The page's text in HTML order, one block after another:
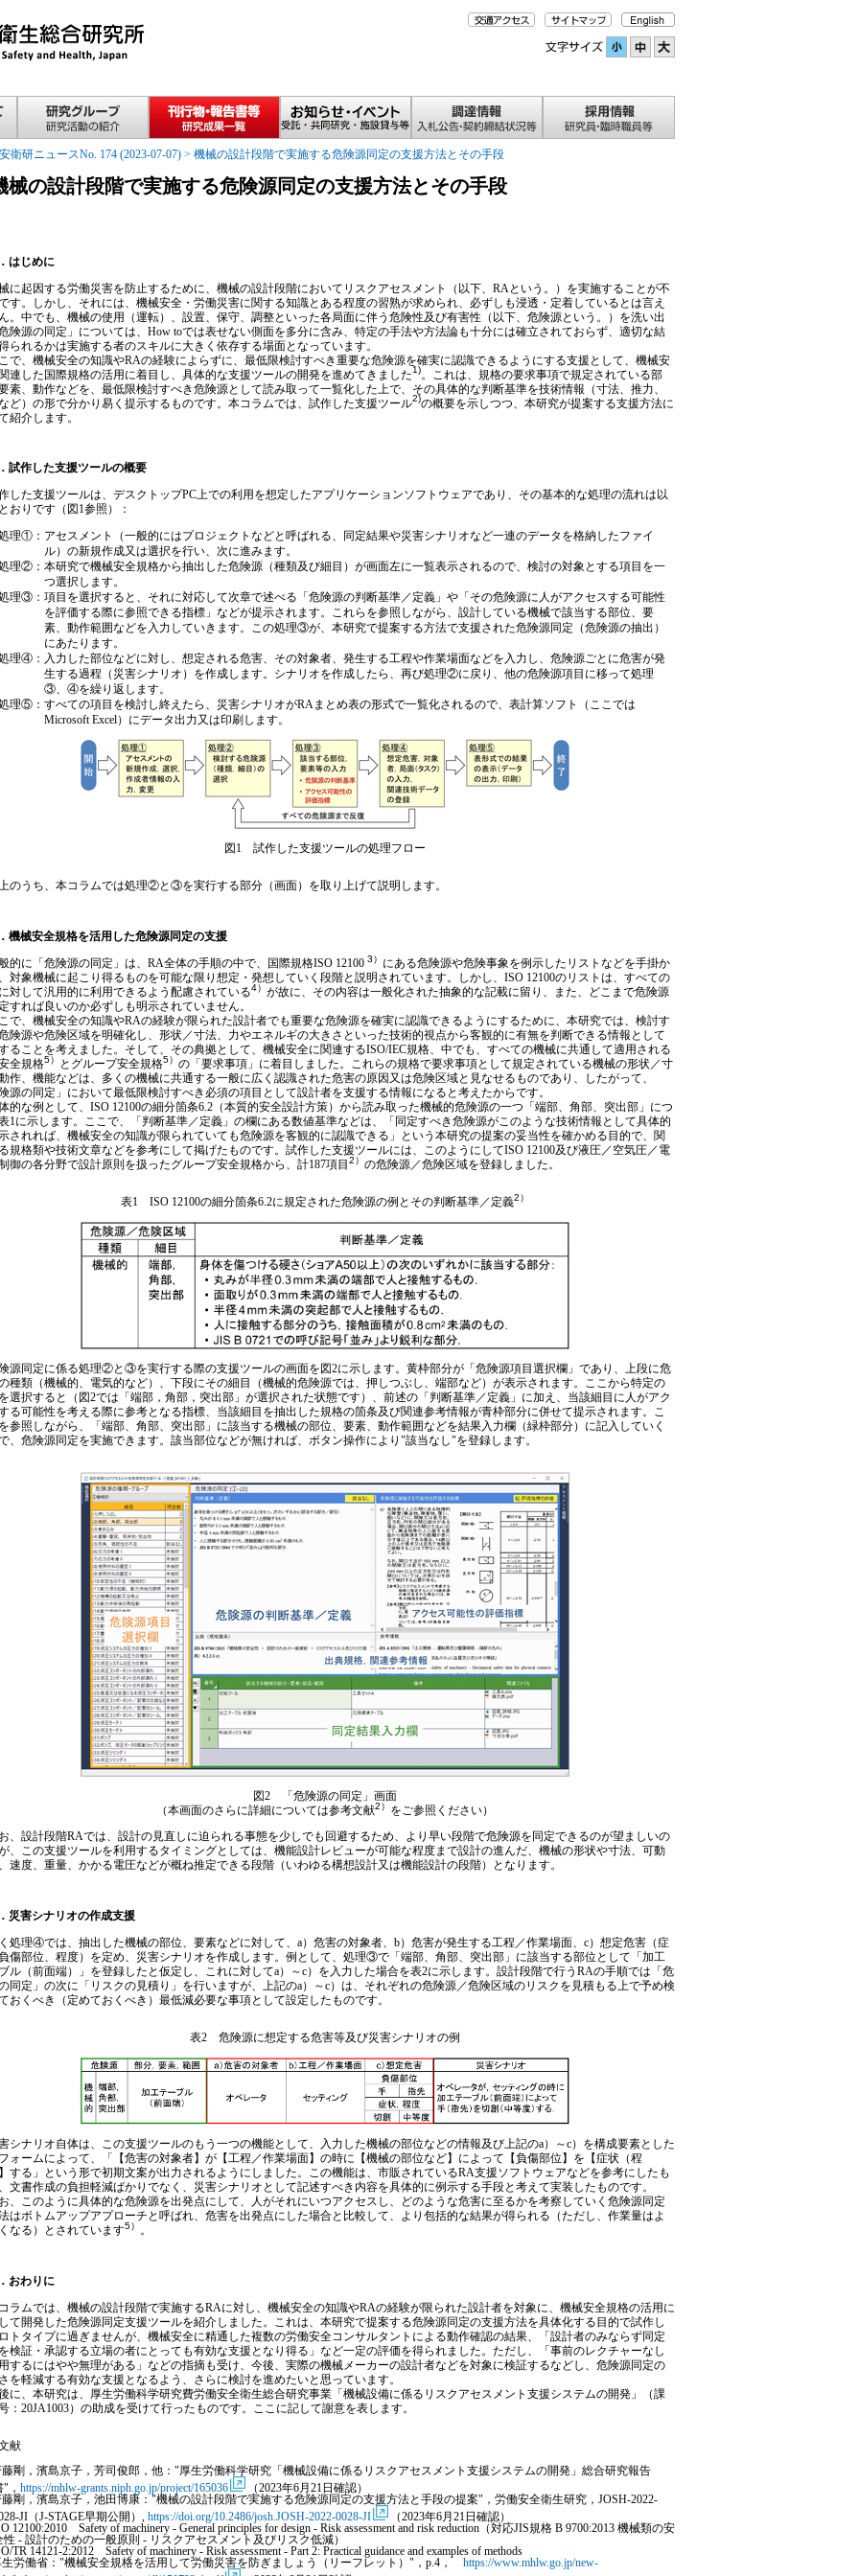
安衛研ニュースNo. 174 (2023-07-07) > 機械の設計段階で実施する危険源同定の支援方法とその手段
械の設計段階で実施する危険源同定の支援方法とその手段
はじめに
に起因する労働災害を防止するために、機械の設計段階においてリスクアセスメント（以下、RAという。）を実施することが不
す。しかし、それには、機械安全・労働災害に関する知識とある程度の習熟が求められ、必ずしも浸透・定着しているとは言え
。中でも、機械の使用（運転）、設置、保守、調整といった各局面に伴う危険性及び有害性（以下、危険源という。）を洗い出
険源の同定」については、How toでは表せない側面を多分に含み、特定の手法や方法論も十分には確立されておらず、適切な結
られるかは実施する者のスキルに大きく依存する場面となっています。
で、機械安全の知識やRAの経験によらずに、最低限検討すべき重要な危険源を確実に認識できるようにする支援として、機械安
連した国際規格の活用に着目し、具体的な支援ツールの開発を進めてきました1)。これは、規格の要求事項で規定されている部
素、動作などを、最低限検討すべき危険源として読み取って一覧化した上で、その具体的な判断基準を技術情報（寸法、推力、
ど）の形で分かり易く提示するものです。本コラムでは、試作した支援ツール2)の概要を示しつつ、本研究が提案する支援方法に
紹介します。
試作した支援ツールの概要
した支援ツールは、デスクトップPC上での利用を想定したアプリケーションソフトウェアであり、その基本的な処理の流れは以
おりです（図1参照）：
理①：アセスメント（一般的にはプロジェクトなどと呼ばれる、同定結果や災害シナリオなど一連のデータを格納したファイ
ル）の新規作成又は選択を行い、次に進みます。
理②：本研究で機械安全規格から抽出した危険源（種類及び細目）が画面左に一覧表示されるので、検討の対象とする項目を一
つ選択します。
理③：項目を選択すると、それに対応して次章で述べる「危険源の判断基準／定義」や「その危険源に人がアクセスする可能性
を評価する際に参照できる指標」などが提示されます。これらを参照しながら、設計している機械で該当する部位、要
素、動作範囲などを入力していきます。この処理③が、本研究で提案する方法で支援された危険源同定（危険源の抽出）
にあたります。
理④：入力した部位などに対し、想定される危害、その対象者、発生する工程や作業場面などを入力し、危険源ごとに危害が発
生する過程（災害シナリオ）を作成します。シナリオを作成したら、再び処理②に戻り、他の危険源項目に移って処理
③、④を繰り返します。
理⑤：すべての項目を検討し終えたら、災害シナリオがRAまとめ表の形式で一覧化されるので、表計算ソフト（ここでは
Microsoft Excel）にデータ出力又は印刷します。
図1 試作した支援ツールの処理フロー
のうち、本コラムでは処理②と③を実行する部分（画面）を取り上げて説明します。
機械安全規格を活用した危険源同定の支援
的に「危険源の同定」は、RA全体の手順の中で、国際規格ISO 12100 3） にある危険源や危険事象を例示したリストなどを手掛か
対象機械に起こり得るものを可能な限り想定・発想していく段階と説明されています。しかし、ISO 12100のリストは、すべての
対して汎用的に利用できるよう配慮されている4） が故に、その内容は一般化された抽象的な記載に留り、また、どこまで危険源
すれば良いのか必ずしも明示されていません。
で、機械安全の知識やRAの経験が限られた設計者でも重要な危険源を確実に認識できるようにするために、本研究では、検討す
険源や危険区域を明確化し、形状／寸法、力やエネルギの大きさといった技術的視点から客観的に有無を判断できる情報として
ることを考えました。そして、その典拠として、機械安全に関連するISO/IEC規格、中でも、すべての機械に共通して適用される
全規格5） とグループ安全規格5） の「要求事項」に着目しました。これらの規格で要求事項として規定されている機械の形状／寸
作、機能などは、多くの機械に共通する一般に広く認識された危害の原因又は危険区域と見なせるものであり、したがって、
険源の同定」において最低限検討すべき必須の項目として設計者を支援する情報になると考えたからです。
的な例として、ISO 12100の細分箇条6.2（本質的安全設計方策）から読み取った機械的危険源の一つ「端部、角部、突出部」につ
1に示します。ここで、「判断基準／定義」の欄にある数値基準などは、「同定すべき危険源がこのような技術情報として具体的
されれば、機械安全の知識が限られていても危険源を客観的に認識できる」という本研究の提案の妥当性を確かめる目的で、関
規格類や技術文章などを参考にして掲げたものです。試作した支援ツールには、このようにしてISO 12100及び液圧／空気圧／電
御の各分野で設計原則を扱ったグループ安全規格から、計187項目2） の危険源／危険区域を登録しました。
表1 ISO 12100の細分箇条6.2に規定された危険源の例とその判断基準／定義2）
源同定に係る処理②と③を実行する際の支援ツールの画面を図2に示します。黄枠部分が「危険源項目選択欄」であり、上段に危
種類（機械的、電気的など）、下段にその細目（機械的危険源では、押しつぶし、端部など）が表示されます。ここから特定の
選択すると（図2では「端部，角部，突出部」が選択された状態です）、前述の「判断基準／定義」に加え、当該細目に人がアク
る可能性を考える際に参考となる指標、当該細目を抽出した規格の箇条及び関連参考情報が青枠部分に併せて提示されます。こ
参照しながら、「端部、角部、突出部」に該当する機械の部位、要素、動作範囲などを結果入力欄（緑枠部分）に記入していく
、危険源同定を実施できます。該当部位などが無ければ、ボタン操作により"該当なし"を登録します。
図2 「危険源の同定」画面
（本画面のさらに詳細については参考文献2） をご参照ください）
、設計段階RAでは、設計の見直しに迫られる事態を少しでも回避するため、より早い段階で危険源を同定できるのが望ましいの
、この支援ツールを利用するタイミングとしては、機能設計レビューが可能な程度まで設計の進んだ、機械の形状や寸法、可動
速度、重量、かかる電圧などが概ね推定できる段階（いわゆる構想設計又は機能設計の段階）となります。
災害シナリオの作成支援
処理④では、抽出した機械の部位、要素などに対して、a）危害の対象者、b）危害が発生する工程／作業場面、c）想定危害（症
傷部位、程度）を定め、災害シナリオを作成します。例として、処理③で「端部、角部、突出部」に該当する部位として「加工
ル（前面端）」を登録したと仮定し、これに対してa）～c）を入力した場合を表2に示します。設計段階で行うRAの手順では「危
同定」の次に「リスクの見積り」を行いますが、上記のa）～c）は、それぞれの危険源／危険区域のリスクを見積もる上で予め検
おくべき（定めておくべき）最低減必要な事項として設定したものです。
表2 危険源に想定する危害等及び災害シナリオの例
シナリオ自体は、この支援ツールのもう一つの機能として、入力した機械の部位などの情報及び上記のa）～c）を構成要素とした
ォームによって、「【危害の対象者】が【工程／作業場面】の時に【機械の部位など】によって【負傷部位】を【症状（程
する」という形で初期文案が出力されるようにしました。この機能は、市販されているRA支援ソフトウェアなどを参考にしたも
文書作成の負担軽減ばかりでなく、災害シナリオとして記述すべき内容を具体的に例示する手段と考えて実装したものです。
、このように具体的な危険源を出発点にして、人がそれにいつアクセスし、どのような危害に至るかを考察していく危険源同定
はボトムアップアプローチと呼ばれ、危害を出発点にした場合と比較して、より包括的な結果が得られる（ただし、作業量はよ
なる）とされています5） 。
おわりに
ラムでは、機械の設計段階で実施するRAに対し、機械安全の知識やRAの経験が限られた設計者を対象に、機械安全規格の活用に
て開発した危険源同定支援ツールを紹介しました。これは、本研究で提案する危険源同定の支援方法を具体化する目的で試作し
トタイプに過ぎませんが、機械安全に精通した複数の労働安全コンサルタントによる動作確認の結果、「設計者のみならず同定
検証・承認する立場の者にとっても有効な支援となり得る」など一定の評価を得られました。ただし、「事前のレクチャーなし
するにはやや無理がある」などの指摘も受け、今後、実際の機械メーカーの設計者などを対象に検証するなどし、危険源同定の
を軽減する有効な支援となるよう、さらに検討を進めたいと思っています。
に、本研究は、厚生労働科学研究費労働安全衛生総合研究事業「機械設備に係るリスクアセスメント支援システムの開発」（課
：20JA1003）の助成を受けて行ったものです。ここに記して謝意を表します。
献
剛，濱島京子，芳司俊郎，他："厚生労働科学研究「機械設備に係るリスクアセスメント支援システムの開発」総合研究報告
"， https://mhlw-grants.niph.go.jp/project/165036
（2023年6月21日確認）
剛，濱島京子，池田博康："機械の設計段階で実施する危険源同定の支援方法と手段の提案"，労働安全衛生研究，JOSH-2022-
JI（J-STAGE早期公開）, https://doi.org/10.2486/josh.JOSH-2022-0028-JI
（2023年6月21日確認）
12100:2010 Safety of machinery - General principles for design - Risk assessment and risk reduction（対応JIS規格 B 9700:2013 機械類の安
性 - 設計のための一般原則 - リスクアセスメント及びリスク低減）
TR 14121-2:2012 Safety of machinery - Risk assessment - Part 2: Practical guidance and examples of methods
生労働省："機械安全規格を活用して労働災害を防ぎましょう（リーフレット）"，p.4， https://www.mhlw.go.jp/new-